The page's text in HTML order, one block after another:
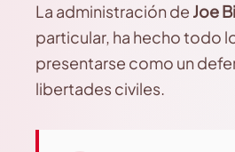
La administración de Joe
particular, ha hecho todo
presentarse como un
libertades civiles.